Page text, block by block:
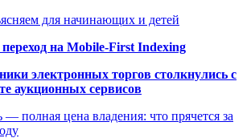
для начинающих и детей
на Mobile-First Indexing
электронных торгов столкнулись с
аукционных сервисов
— полная цена владения: что прячется за